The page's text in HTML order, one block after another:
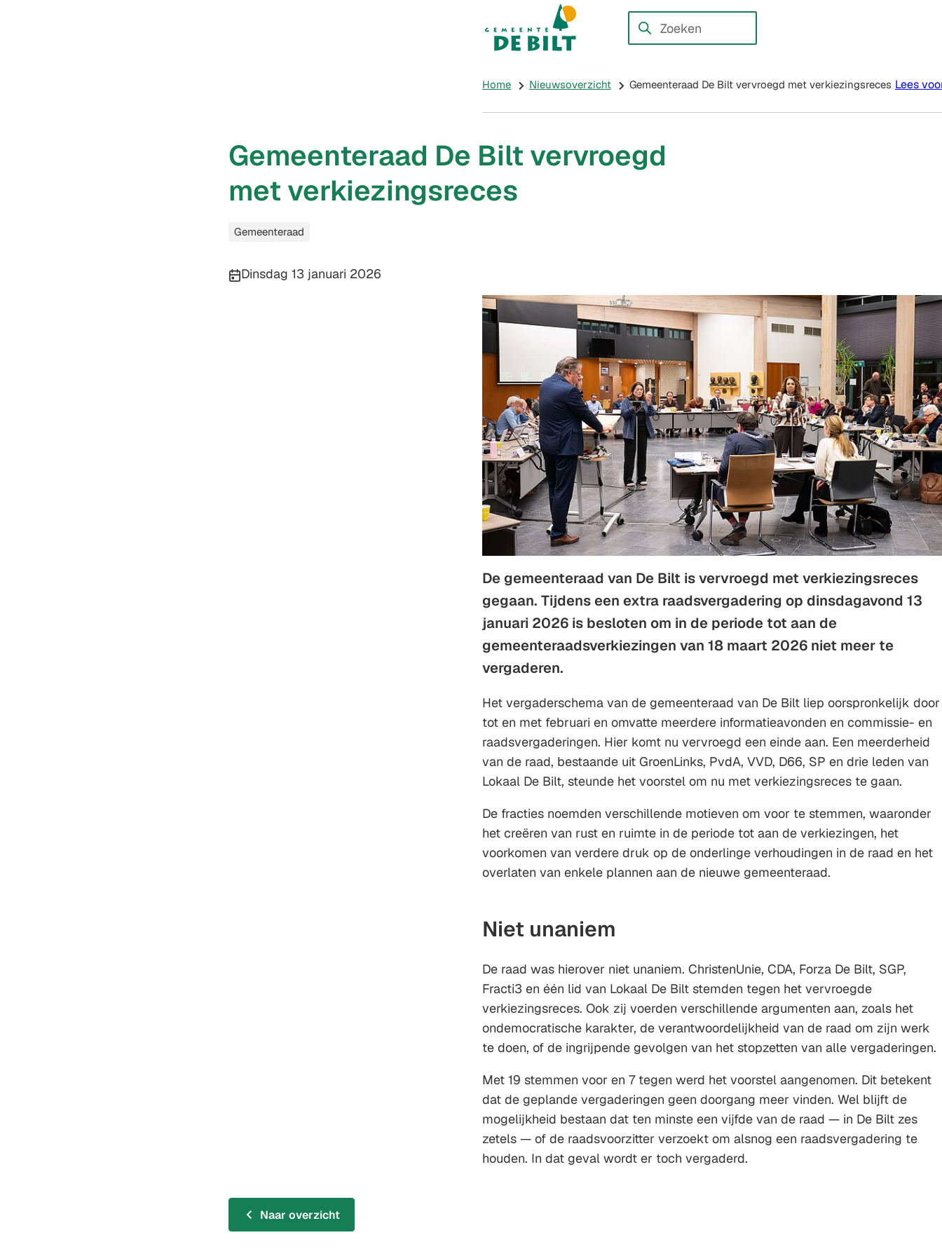
Mijn De Bilt
(Verwijst naar een externe website)
Zoeken
Wanneer
kun
hierdoor
navigeren
te
gebruiken.
Gebruik
enter-
toets
om
een
waarde
te
selecteren.
Home Nieuwsoverzicht Gemeenteraad De Bilt vervroegd met verkiezingsreces Lees
Gemeenteraad De Bilt vervroegd
met verkiezingsreces
Gemeenteraad
Publicatiedatum:
Dinsdag 13 januari 2026
De gemeenteraad van De Bilt is vervroegd met verkiezingsreces
gegaan. Tijdens een extra raadsvergadering op dinsdagavond 13
januari 2026 is besloten om in de periode tot aan de
gemeenteraadsverkiezingen van 18 maart 2026 niet meer te
vergaderen.
Het vergaderschema van de gemeenteraad van De Bilt liep oorspronkelijk door
tot en met februari en omvatte meerdere informatieavonden en commissie- en
raadsvergaderingen. Hier komt nu vervroegd een einde aan. Een meerderheid
van de raad, bestaande uit GroenLinks, PvdA, VVD, D66, SP en drie leden van
Lokaal De Bilt, steunde het voorstel om nu met verkiezingsreces te gaan.
De fracties noemden verschillende motieven om voor te stemmen, waaronder
het creëren van rust en ruimte in de periode tot aan de verkiezingen, het
voorkomen van verdere druk op de onderlinge verhoudingen in de raad en het
overlaten van enkele plannen aan de nieuwe gemeenteraad.
Niet unaniem
De raad was hierover niet unaniem. ChristenUnie, CDA, Forza De Bilt, SGP,
Fracti3 en één lid van Lokaal De Bilt stemden tegen het vervroegde
verkiezingsreces. Ook zij voerden verschillende argumenten aan, zoals het
ondemocratische karakter, de verantwoordelijkheid van de raad om zijn werk
te doen, of de ingrijpende gevolgen van het stopzetten van alle vergaderingen.
Met 19 stemmen voor en 7 tegen werd het voorstel aangenomen. Dit betekent
dat de geplande vergaderingen geen doorgang meer vinden. Wel blijft de
mogelijkheid bestaan dat ten minste een vijfde van de raad — in De Bilt zes
zetels — of de raadsvoorzitter verzoekt om alsnog een raadsvergadering te
houden. In dat geval wordt er toch vergaderd.
Naar overzicht